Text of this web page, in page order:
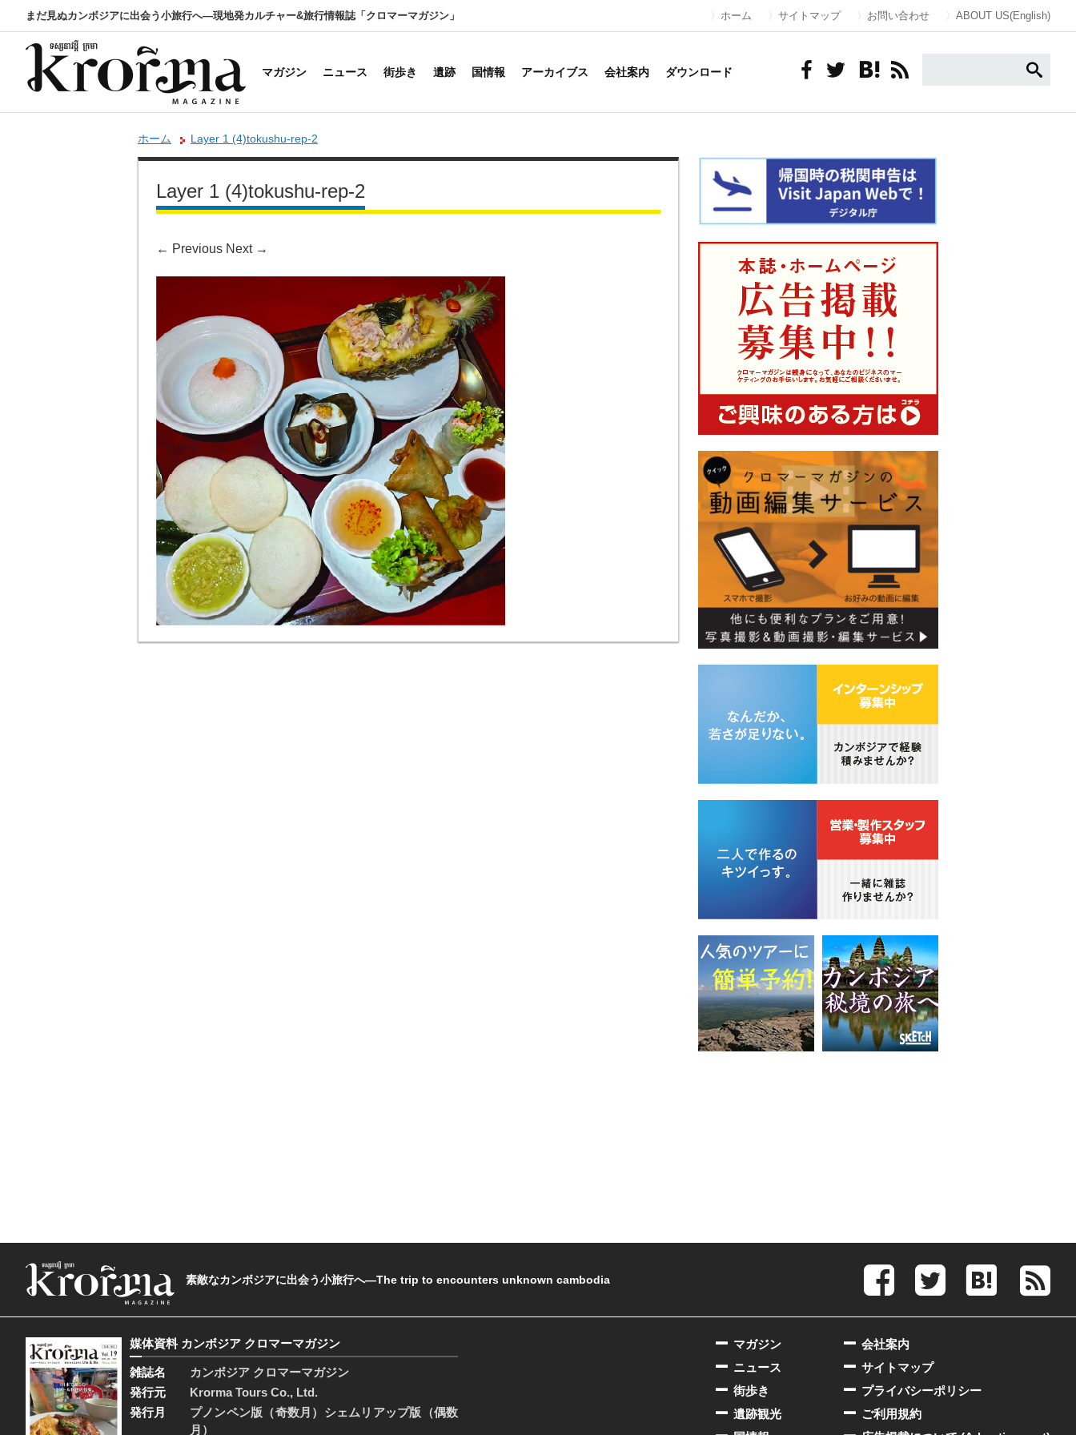
まだ見ぬカンボジアに出会う小旅行へ―現地発カルチャー&旅行情報誌「クロマーマガジン」 ホーム サイトマップ お問い合わせ ABOUT US(English)
マガジン ニュース 街歩き 遺跡 国情報 アーカイブス 会社案内 ダウンロード
ホーム Layer 1 (4)tokushu-rep-2
Layer 1 (4)tokushu-rep-2
← Previous Next →
素敵なカンボジアに出会う小旅行へ―The trip to encounters unknown cambodia
媒体資料 カンボジア クロマーマガジン
雑誌名
カンボジア クロマーマガジン
発行元
Krorma Tours Co., Ltd.
発行月
プノンペン版（奇数月）シェムリアップ版（偶数
月）
会社案内
サイトマップ
プライバシーポリシー
ご利用規約
マガジン
ニュース
街歩き
遺跡観光